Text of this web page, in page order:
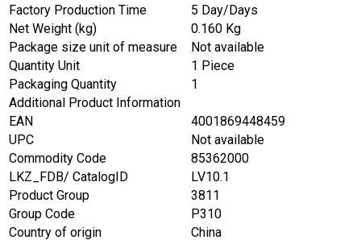
Factory Production Time
5 Day/Days
Net Weight (kg)
0.160 Kg
Package size unit of measure
Not available
Quantity Unit
1 Piece
Packaging Quantity
1
Additional Product Information
EAN
4001869448459
UPC
Not available
Commodity Code
85362000
LKZ_FDB/ CatalogID
LV10.1
Product Group
3811
Group Code
P310
Country of origin
China